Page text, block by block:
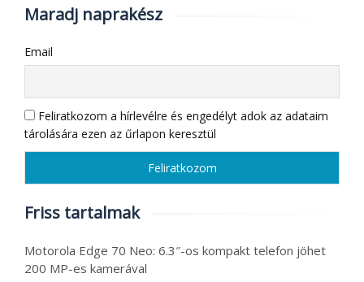
Maradj naprakész
Email
Feliratkozom a hírlevélre és engedélyt adok az adataim
tárolására ezen az űrlapon keresztül
Friss tartalmak
Motorola Edge 70 Neo: 6.3″-os kompakt telefon jöhet
200 MP-es kamerával